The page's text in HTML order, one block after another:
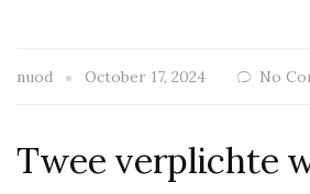
nuod October 17, 2024 No
Twee verplichte